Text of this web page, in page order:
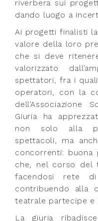
riverbera sui
dando luogo a
Ai progetti finalisti
valore della loro
che si deve
valorizzato
spettatori, fra i
operatori, con la
dell’Associazione
Giuria ha
non solo alla
spettacoli, ma
concorrenti: buona
che, nel corso del
facendosi rete di
contribuendo alla
teatrale partecipe e
La giuria